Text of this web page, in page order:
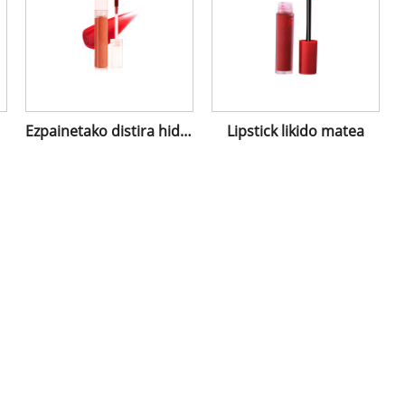
Ezpainetako distira hidratatzailea Lipstick likido matea